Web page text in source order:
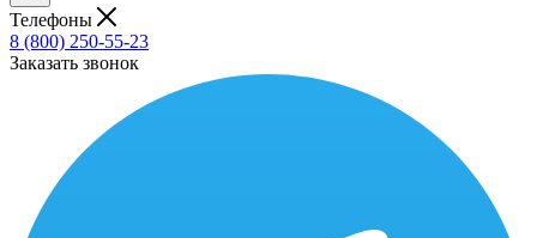
Телефоны
8 (800) 250-55-23
Заказать звонок